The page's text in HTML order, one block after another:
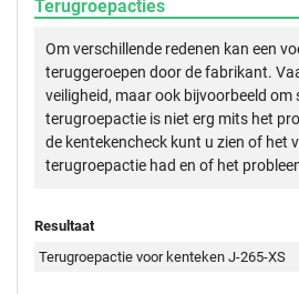
Terugroepacties
Om verschillende redenen kan een
teruggeroepen door de fabrikant.
veiligheid, maar ook bijvoorbeeld om
terugroepactie is niet erg mits het
de kentekencheck kunt u zien of het
terugroepactie had en of het
Resultaat
Terugroepactie voor kenteken J-265-XS